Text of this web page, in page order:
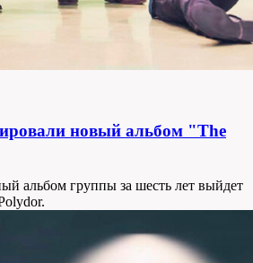
новый альбом "The
альбом группы за шесть лет выйдет